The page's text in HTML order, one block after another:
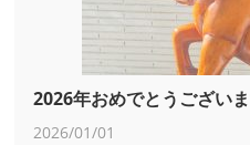
2026年おめでとうござい
2026/01/01